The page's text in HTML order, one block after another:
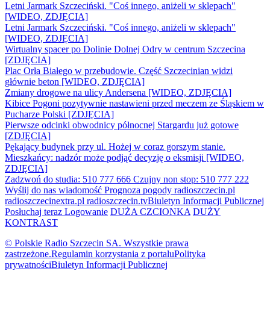
Letni Jarmark Szczeciński. "Coś innego, aniżeli w sklepach"
[WIDEO, ZDJĘCIA]
Letni Jarmark Szczeciński. "Coś innego, aniżeli w sklepach"
[WIDEO, ZDJĘCIA]
Wirtualny spacer po Dolinie Dolnej Odry w centrum Szczecina
[ZDJĘCIA]
Plac Orła Białego w przebudowie. Część Szczecinian widzi
głównie beton [WIDEO, ZDJĘCIA]
Zmiany drogowe na ulicy Andersena [WIDEO, ZDJĘCIA]
Kibice Pogoni pozytywnie nastawieni przed meczem ze Śląskiem w
Pucharze Polski [ZDJĘCIA]
Pierwsze odcinki obwodnicy północnej Stargardu już gotowe
[ZDJĘCIA]
Pękający budynek przy ul. Hożej w coraz gorszym stanie.
Mieszkańcy: nadzór może podjąć decyzję o eksmisji [WIDEO,
ZDJĘCIA]
Zadzwoń do studia: 510 777 666 Czujny non stop: 510 777 222
Wyślij do nas wiadomość Prognoza pogody radioszczecin.pl
radioszczecinextra.pl radioszczecin.tvBiuletyn Informacji Publicznej
Posłuchaj teraz Logowanie DUŻA CZCIONKA DUŻY
KONTRAST
© Polskie Radio Szczecin SA. Wszystkie prawa
zastrzeżone.Regulamin korzystania z portaluPolityka
prywatnościBiuletyn Informacji Publicznej